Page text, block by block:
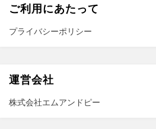
ご利用にあたって
プライバシーポリシー
運営会社
株式会社エムアンドピー